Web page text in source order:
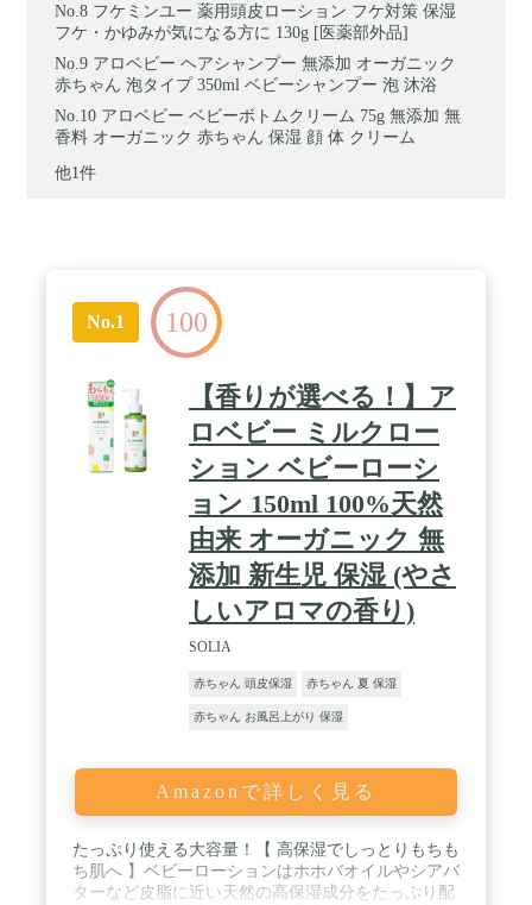
フケミンユー 薬用頭皮ローション フケ対策 保湿
フケ・かゆみが気になる方に 130g [医薬部外品]
アロベビー ヘアシャンプー 無添加 オーガニック
赤ちゃん 泡タイプ 350ml ベビーシャンプー 泡 沐浴
アロベビー ベビーボトムクリーム 75g 無添加 無
香料 オーガニック 赤ちゃん 保湿 顔 体 クリーム
他1件
No.1 100
【香りが選べる！】ア
ロベビー ミルクロー
ション ベビーローシ
ョン 150ml 100%天然
由来 オーガニック 無
添加 新生児 保湿 (やさ
しいアロマの香り)
SOLIA
赤ちゃん 頭皮保湿 赤ちゃん 夏 保湿
赤ちゃん お風呂上がり 保湿
Amazonで詳しく見る
たっぷり使える大容量！【 高保湿でしっとりもちも
ち肌へ 】ベビーローションはホホバオイルやシアバ
ターなど皮脂に近い天然の高保湿成分をたっぷり配